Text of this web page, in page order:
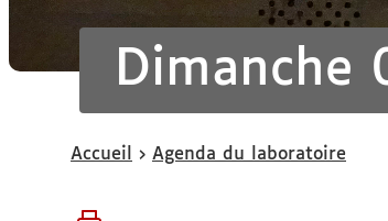
Dimanche
Vous
ici :
Accueil Agenda du laboratoire